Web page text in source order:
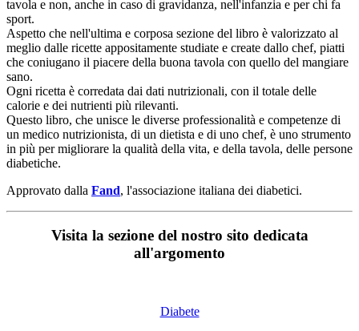
tavola e non, anche in caso di gravidanza, nell'infanzia e per chi fa
sport.
Aspetto che nell'ultima e corposa sezione del libro è valorizzato al
meglio dalle ricette appositamente studiate e create dallo chef, piatti
che coniugano il piacere della buona tavola con quello del mangiare
sano.
Ogni ricetta è corredata dai dati nutrizionali, con il totale delle
calorie e dei nutrienti più rilevanti.
Questo libro, che unisce le diverse professionalità e competenze di
un medico nutrizionista, di un dietista e di uno chef, è uno strumento
in più per migliorare la qualità della vita, e della tavola, delle persone
diabetiche.
Approvato dalla Fand, l'associazione italiana dei diabetici.
Visita la sezione del nostro sito dedicata
all'argomento
Diabete